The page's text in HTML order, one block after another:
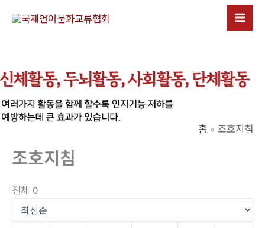
건
너
뛰
기
Main
홈 조호지침
조호지침
전체 0